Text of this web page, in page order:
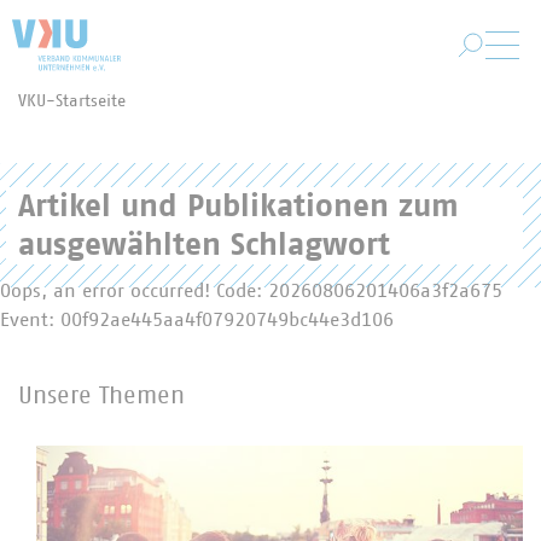
VKU-Startseite
Artikel und Publikationen zum
ausgewählten Schlagwort
Oops, an error occurred! Code: 20260806201406a3f2a675
Event: 00f92ae445aa4f07920749bc44e3d106
Unsere Themen